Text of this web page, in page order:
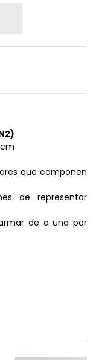
que componen
de representar
de a una por